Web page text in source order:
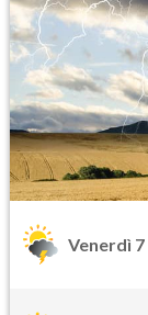
Venerdì 7